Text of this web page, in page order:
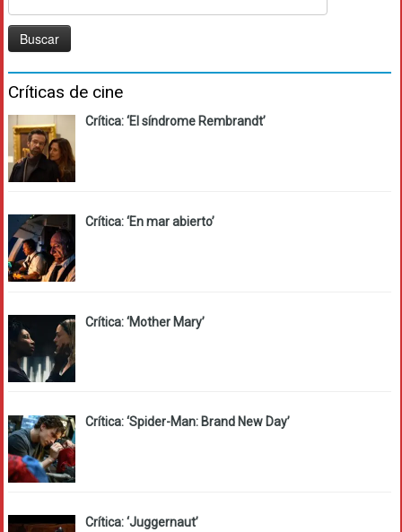
Críticas de cine
Crítica: ‘El síndrome Rembrandt’
Crítica: ‘En mar abierto’
Crítica: ‘Mother Mary’
Crítica: ‘Spider-Man: Brand New Day’
Crítica: ‘Juggernaut’